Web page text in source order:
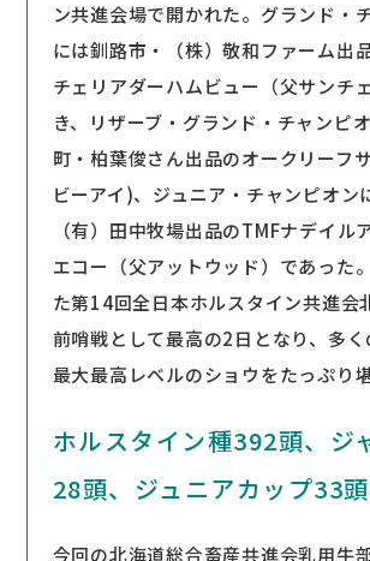
ン共進会場で開かれた。グランド・
には釧路市・（株）敬和ファーム出
チェリアダーハムビュー（父サンチ
き、リザーブ・グランド・チャンピ
町・柏葉俊さん出品のオークリーフ
ビーアイ)、ジュニア・チャンピオン
（有）田中牧場出品のTMFナデイル
エコー（父アットウッド）であった
た第14回全日本ホルスタイン共進会
前哨戦として最高の2日となり、多
最大最高レベルのショウをたっぷり
ホルスタイン種392頭、ジ
28頭、ジュニアカップ33
今回の北海道総合畜産共進会乳用牛